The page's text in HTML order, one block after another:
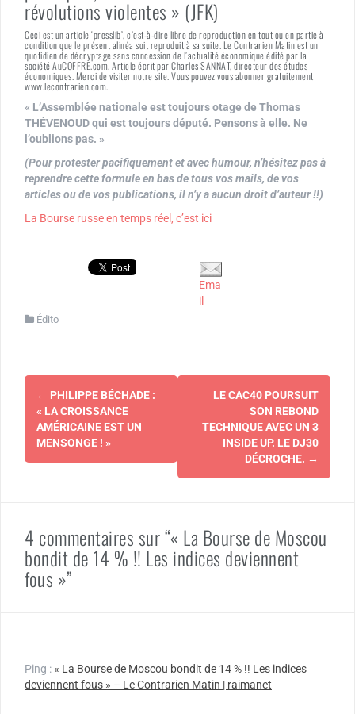
révolutions violentes » (JFK)
Ceci est un article ‘presslib’, c’est-à-dire libre de reproduction en tout ou en partie à
condition que le présent alinéa soit reproduit à sa suite. Le Contrarien Matin est un
quotidien de décryptage sans concession de l’actualité économique édité par la
société AuCOFFRE.com. Article écrit par Charles SANNAT, directeur des études
économiques. Merci de visiter notre site. Vous pouvez vous abonner gratuitement
www.lecontrarien.com.
« L’Assemblée nationale est toujours otage de Thomas
THÉVENOUD qui est toujours député. Pensons à elle. Ne
l’oublions pas. »
(Pour protester pacifiquement et avec humour, n’hésitez pas à
reprendre cette formule en bas de tous vos mails, de vos
articles ou de vos publications, il n’y a aucun droit d’auteur !!)
La Bourse russe en temps réel, c’est ici
Ema
il
Édito
Navigation
d'article
← PHILIPPE BÉCHADE :
« LA CROISSANCE
AMÉRICAINE EST UN
MENSONGE ! »
LE CAC40 POURSUIT
SON REBOND
TECHNIQUE AVEC UN 3
INSIDE UP. LE DJ30
DÉCROCHE. →
4 commentaires sur “« La Bourse de Moscou
bondit de 14 % !! Les indices deviennent
fous »”
Ping :« La Bourse de Moscou bondit de 14 % !! Les indices
deviennent fous » – Le Contrarien Matin | raimanet